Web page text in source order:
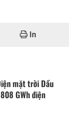
In
mặt trời Dầu
GWh điện